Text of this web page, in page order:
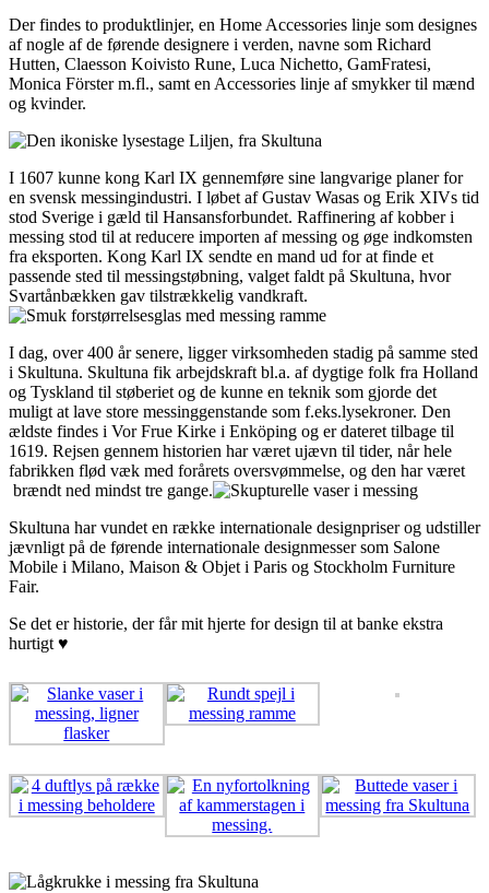
Der findes to produktlinjer, en Home Accessories linje som designes
af nogle af de førende designere i verden, navne som Richard
Hutten, Claesson Koivisto Rune, Luca Nichetto, GamFratesi,
Monica Förster m.fl., samt en Accessories linje af smykker til mænd
og kvinder.
I 1607 kunne kong Karl IX gennemføre sine langvarige planer for
en svensk messingindustri. I løbet af Gustav Wasas og Erik XIVs tid
stod Sverige i gæld til Hansansforbundet. Raffinering af kobber i
messing stod til at reducere importen af ​​messing og øge indkomsten
fra eksporten. Kong Karl IX sendte en mand ud for at finde et
passende sted til messingstøbning, valget faldt på Skultuna, hvor
Svartånbækken gav tilstrækkelig vandkraft.
I dag, over 400 år senere, ligger virksomheden stadig på samme sted
i Skultuna. Skultuna fik arbejdskraft bl.a. af dygtige folk fra Holland
og Tyskland til støberiet og de kunne en teknik som gjorde det
muligt at lave store messinggenstande som f.eks.lysekroner. Den
ældste findes i Vor Frue Kirke i Enköping og er dateret tilbage til
1619. Rejsen gennem historien har været ujævn til tider, når hele
fabrikken flød væk med forårets oversvømmelse, og den har været
brændt ned mindst tre gange.
Skultuna har vundet en række internationale designpriser og udstiller
jævnligt på de førende internationale designmesser som Salone
Mobile i Milano, Maison & Objet i Paris og Stockholm Furniture
Fair.
Se det er historie, der får mit hjerte for design til at banke ekstra
hurtigt ♥